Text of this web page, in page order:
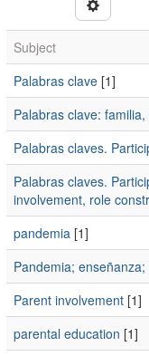
Subject
Palabras clave[1]
Palabras clave:
Palabras claves.
Palabras claves.
involvement, role
pandemia[1]
Pandemia;
Parent involvement[1]
parental education [1]